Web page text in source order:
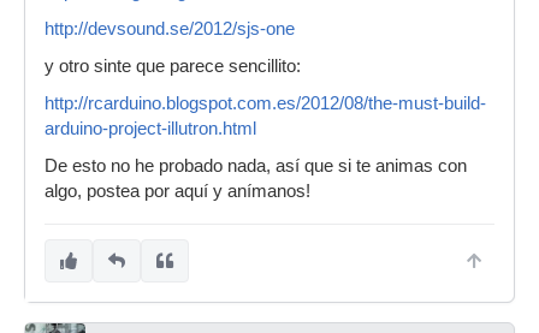
http://devsound.se/2012/sjs-one
y otro sinte que parece sencillito:
http://rcarduino.blogspot.com.es/2012/08/the-must-build-
arduino-project-illutron.html
De esto no he probado nada, así que si te animas con
algo, postea por aquí y anímanos!